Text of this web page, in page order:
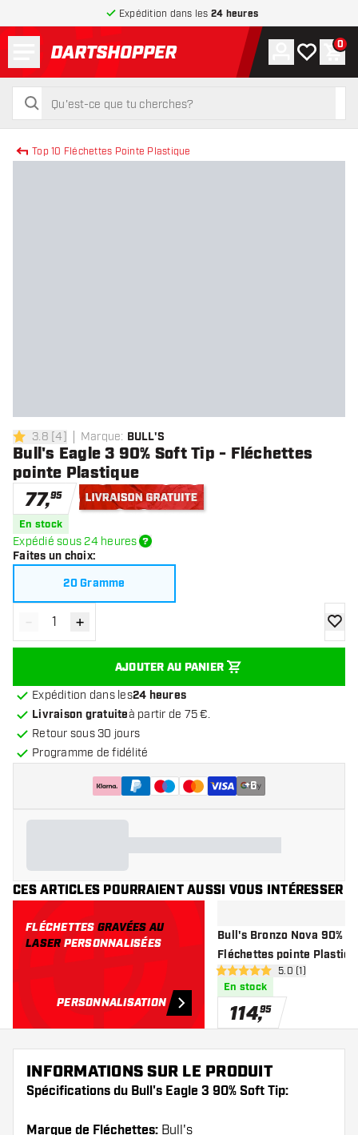
Expédition dans les 24 heures
retour à la page d’accueil
rechercher
rechercher
Compte
Ma liste0
Top 10 Fléchettes Pointe Plastique
3.8 étoiles de notation
3.8 [4] Marque: BULL'S
Bull's Eagle 3 90% Soft Tip - Fléchettes
pointe Plastique
77,95
En stock
Expédié sous 24 heures
Faites un choix:
20 Gramme
Diminuer la quantité
- Augmenter la quantité
+
AJOUTER AU PANIER
Expédition dans les24 heures
Livraison gratuiteà partir de 75 €.
Retour sous 30 jours
Programme de fidélité
+6
CES ARTICLES POURRAIENT AUSSI VOUS INTÉRESSER
FLÉCHETTES GRAVÉES AU
LASER PERSONNALISÉES
PERSONNALISATION
Bull's Bronzo Nova 90%
Fléchettes pointe
ouvrir le
5 étoiles de notation
5.0 (1)
En stock
114,95
INFORMATIONS SUR LE PRODUIT
Spécifications du Bull's Eagle 3 90% Soft Tip:
Marque de Fléchettes: Bull's